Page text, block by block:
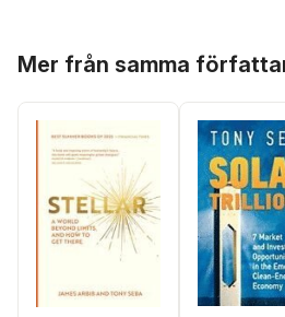
Mer från samma